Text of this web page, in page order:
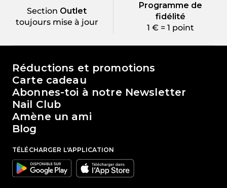
Section Outlet
toujours mise à jour
Programme de
fidélité
1 € = 1 point
Le monde de Passione Beauty
Réductions et promotions
Carte cadeau
Abonnes-toi à notre Newsletter
Nail Club
Amène un ami
Blog
TÉLÉCHARGER L'APPLICATION
Google Apple